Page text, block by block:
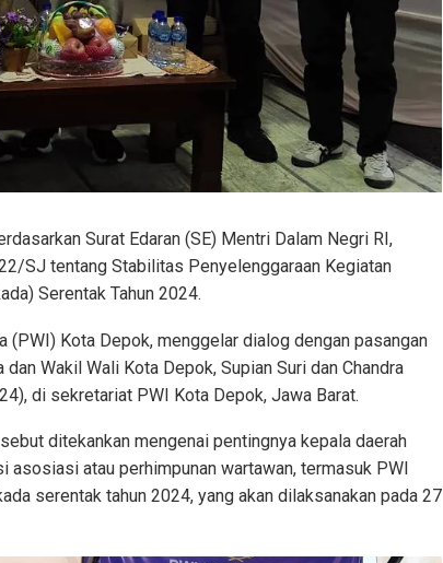
Surat Edaran (SE) Mentri Dalam Negri RI,
SJ tentang Stabilitas Penyelenggaraan Kegiatan
Serentak Tahun 2024.
(PWI) Kota Depok, menggelar dialog dengan pasangan
Wakil Wali Kota Depok, Supian Suri dan Chandra
di sekretariat PWI Kota Depok, Jawa Barat.
ditekankan mengenai pentingnya kepala daerah
asosiasi atau perhimpunan wartawan, termasuk PWI
serentak tahun 2024, yang akan dilaksanakan pada 27